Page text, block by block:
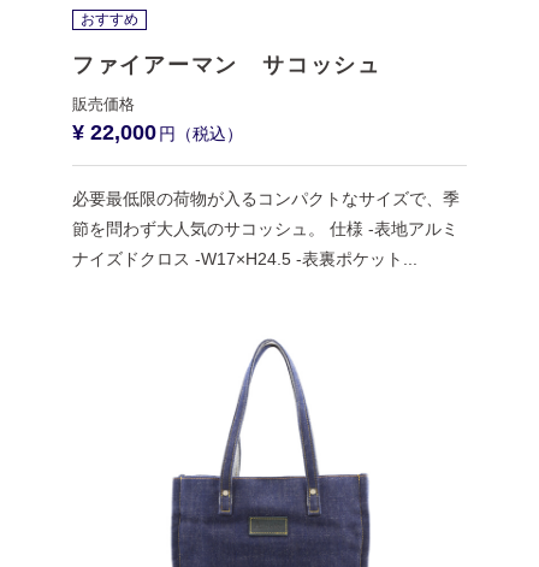
おすすめ
ファイアーマン サコッシュ
¥ 22,000
必要最低限の荷物が入るコンパクトなサイズで、季
節を問わず大人気のサコッシュ。 仕様 -表地アルミ
ナイズドクロス -W17×H24.5 -表裏ポケット...